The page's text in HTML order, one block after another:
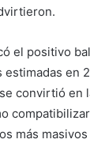
el positivo
en
convirtió en
más